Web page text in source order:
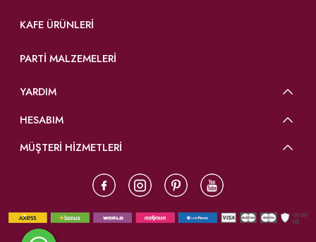
KAFE ÜRÜNLERI
PARTI MALZEMELERI
YARDIM
HESABIM
MÜŞTERİ HİZMETLERİ